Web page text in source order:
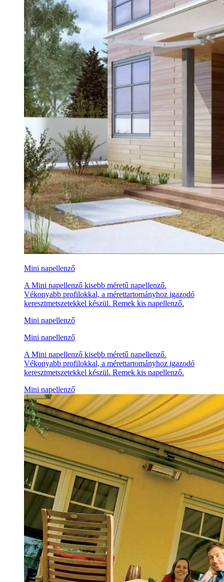
Mini napellenző
A Mini napellenző kisebb méretű napellenző.
Vékonyabb profilokkal, a mérettartományhoz igazodó
keresztmetszetekkel készül. Remek kis napellenző.
Mini napellenző
Mini napellenző
A Mini napellenző kisebb méretű napellenző.
Vékonyabb profilokkal, a mérettartományhoz igazodó
keresztmetszetekkel készül. Remek kis napellenző.
Mini napellenző